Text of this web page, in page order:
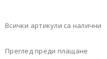
Всички артикули са налични
Преглед преди плащане